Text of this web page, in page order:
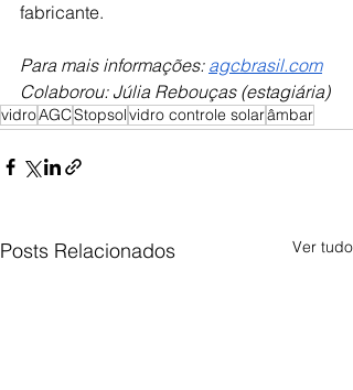
fabricante.
Para mais informações: agcbrasil.com
Colaborou: Júlia Rebouças (estagiária)
vidroAGCStopsolvidro controle solarâmbar
Posts Relacionados Ver tudo